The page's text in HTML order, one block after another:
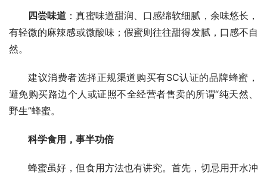
四尝味道 ：真蜜味道甜润、口感绵软细腻，余味悠长，
有轻微的麻辣感或微酸味；假蜜则往往甜得发腻，口感不自
然。
建议消费者选择正规渠道购买有SC认证的品牌蜂蜜，
避免购买路边个人或证照不全经营者售卖的所谓“纯天然、
野生”蜂蜜。
科学食用，事半功倍
蜂蜜虽好，但食用方法也有讲究。首先，切忌用开水冲